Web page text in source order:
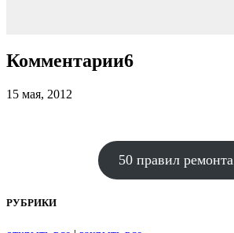
Комментарии6
15 мая, 2012
50 правил ремонта
РУБРИКИ